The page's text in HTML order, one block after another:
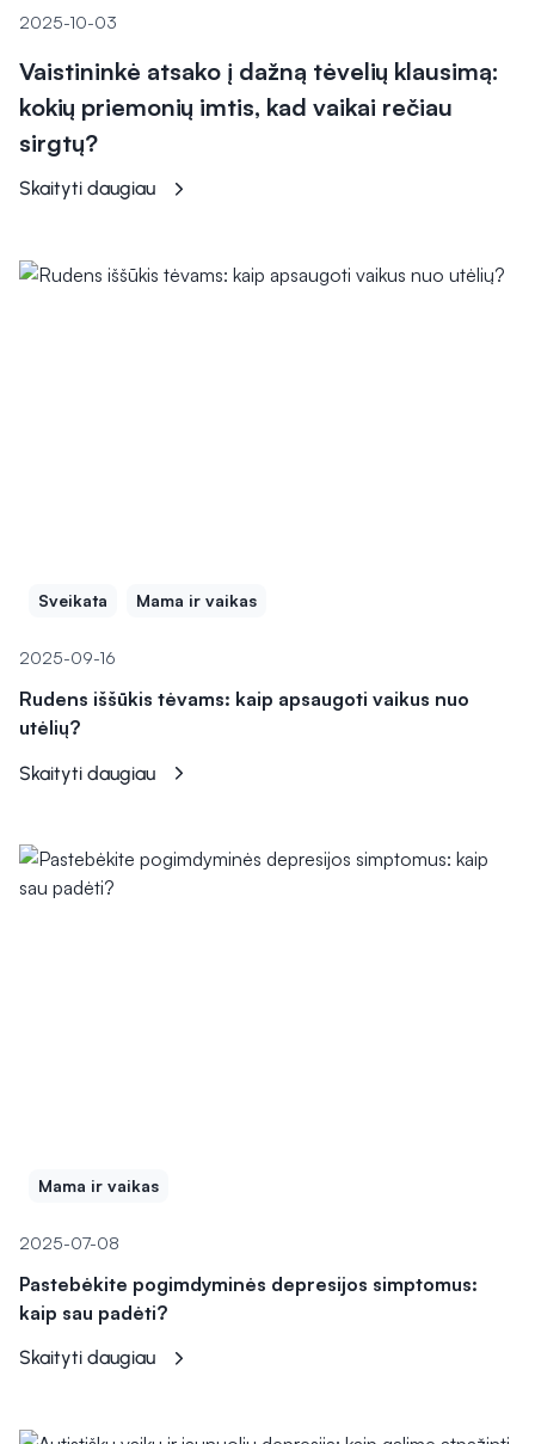
2025-10-03
Vaistininkė atsako į dažną tėvelių klausimą:
kokių priemonių imtis, kad vaikai rečiau
sirgtų?
Skaityti daugiau
Sveikata Mama ir vaikas
2025-09-16
Rudens iššūkis tėvams: kaip apsaugoti vaikus nuo
utėlių?
Skaityti daugiau
Mama ir vaikas
2025-07-08
Pastebėkite pogimdyminės depresijos simptomus:
kaip sau padėti?
Skaityti daugiau